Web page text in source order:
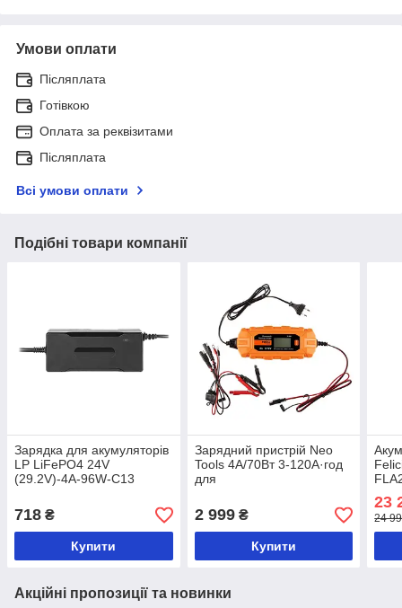
Умови оплати
Післяплата
Готівкою
Оплата за реквізитами
Післяплата
Всі умови оплати
Подібні товари компанії
Зарядка для акумуляторів
LP LiFePO4 24V
(29.2V)-4A-96W-C13
718 ₴
Купити
Зарядний пристрій Neo
Tools 4A/70Вт 3-120А·год
для
2 999₴
Купити
23
24
Акційні пропозиції та новинки